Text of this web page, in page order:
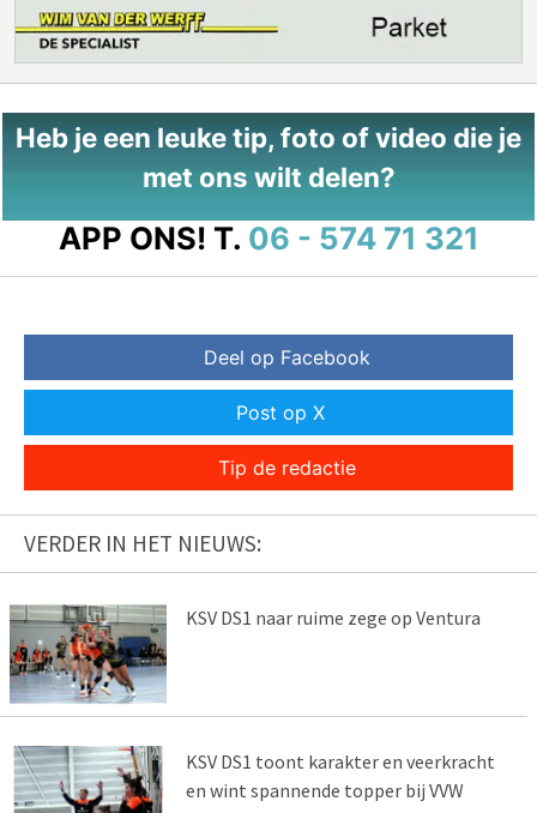
Heb je een leuke tip, foto of video die je
met ons wilt delen?
APP ONS! T. 06 - 574 71 321
Deel op Facebook
Post op X
Tip de redactie
VERDER IN HET NIEUWS:
KSV DS1 naar ruime zege op Ventura
KSV DS1 toont karakter en veerkracht
en wint spannende topper bij VVW